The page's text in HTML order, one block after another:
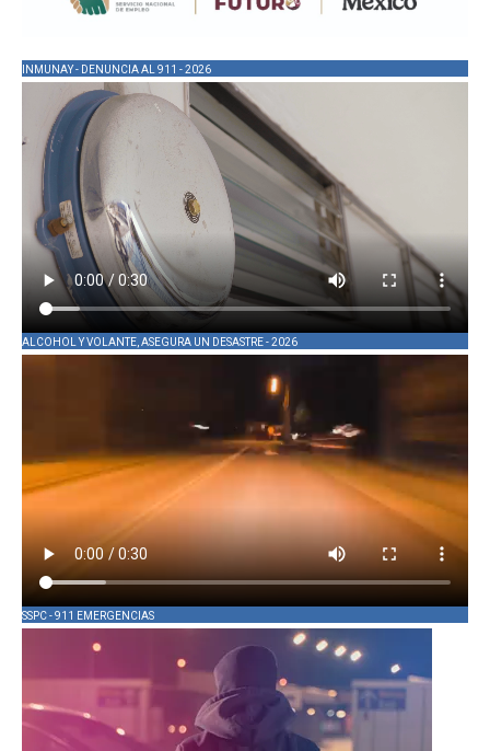
INMUNAY - DENUNCIA AL 911 - 2026
ALCOHOL Y VOLANTE, ASEGURA UN DESASTRE - 2026
SSPC - 911 EMERGENCIAS